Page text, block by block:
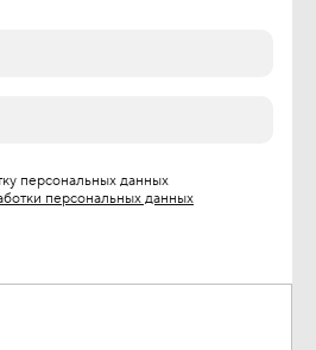
персональных данных
персональных данных